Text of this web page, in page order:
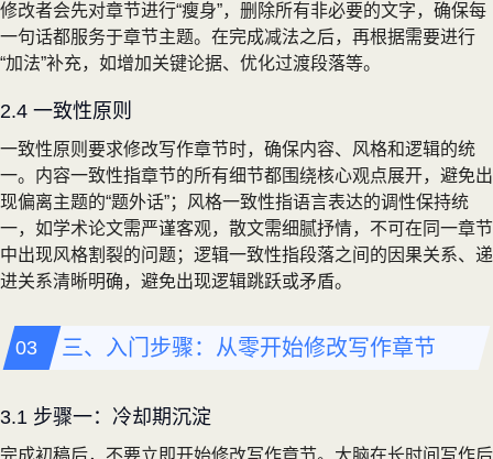
修改者会先对章节进行“瘦身”，删除所有非必要的文字，确保每
一句话都服务于章节主题。在完成减法之后，再根据需要进行
“加法”补充，如增加关键论据、优化过渡段落等。
2.4 一致性原则
一致性原则要求修改写作章节时，确保内容、风格和逻辑的统
一。内容一致性指章节的所有细节都围绕核心观点展开，避免出
现偏离主题的“题外话”；风格一致性指语言表达的调性保持统
一，如学术论文需严谨客观，散文需细腻抒情，不可在同一章节
中出现风格割裂的问题；逻辑一致性指段落之间的因果关系、递
进关系清晰明确，避免出现逻辑跳跃或矛盾。
三、入门步骤：从零开始修改写作章节
3.1 步骤一：冷却期沉淀
完成初稿后，不要立即开始修改写作章节。大脑在长时间写作后